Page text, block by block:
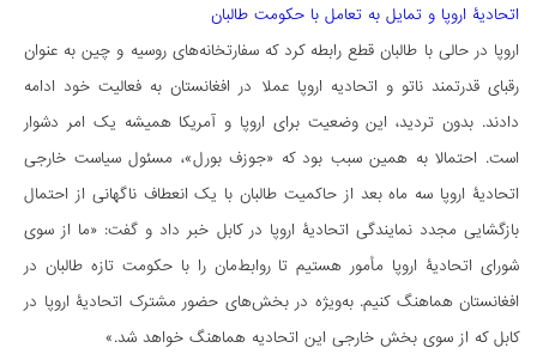
اتحادیۀ اروپا و تمایل به تعامل با حکومت طالبان
اروپا در حالی با طالبان قطع رابطه کرد که سفارتخانه‌های روسیه و چین به عنوان
رقبای قدرتمند ناتو و اتحادیه اروپا عملا در افغانستان به فعالیت خود ادامه
دادند. بدون تردید، این وضعیت برای اروپا و آمریکا همیشه یک امر دشوار
است. احتمالا به همین سبب بود که «جوزف بورل»، مسئول سیاست خارجی
اتحادیۀ اروپا سه ماه بعد از حاکمیت طالبان با یک انعطاف ناگهانی از احتمال
بازگشایی مجدد نمایندگی اتحادیۀ اروپا در کابل خبر داد و گفت: «ما از سوی
شورای اتحادیۀ اروپا مأمور هستیم تا روابط‌مان را با حکومت تازه طالبان در
افغانستان هماهنگ کنیم. به‌ویژه در بخش‌های حضور مشترک اتحادیۀ اروپا در
کابل که از سوی بخش خارجی این اتحادیه هماهنگ خواهد شد.»